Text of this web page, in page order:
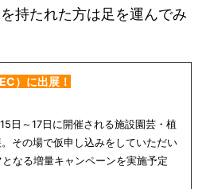
持たれた方は足を運んでみ
）に出展！
日～17日に開催される施設園芸・植
その場で仮申し込みをしていただい
なる増量キャンペーンを実施予定